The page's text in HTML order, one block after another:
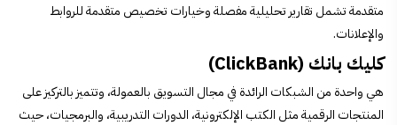
متقدمة تشمل تقارير تحليلية مفصلة وخيارات تخصيص متقدمة للروابط
والإعلانات.
كليك بانك (ClickBank)
هي واحدة من الشبكات الرائدة في مجال التسويق بالعمولة، وتتميز بالتركيز على
المنتجات الرقمية مثل الكتب الإلكترونية، الدورات التدريبية، والبرمجيات، حيث